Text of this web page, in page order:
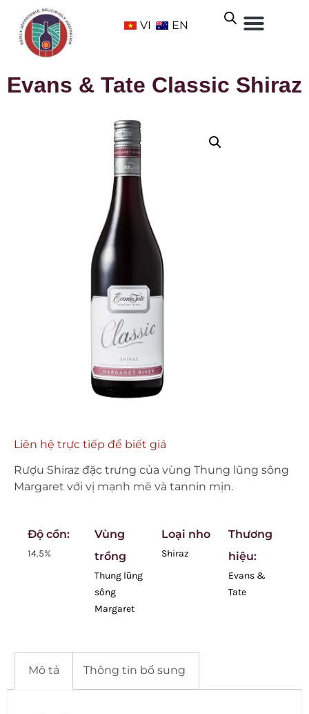
VI EN
Evans & Tate Classic Shiraz
Liên hệ trực tiếp để biết giá
Rượu Shiraz đặc trưng của vùng Thung lũng sông
Margaret với vị mạnh mẽ và tannin mịn.
Độ cồn:
14.5%
Vùng
trồng
Thung lũng
sông
Margaret
Loại nho
Shiraz
Thương
hiệu:
Evans &
Tate
Mô tả Thông tin bổ sung